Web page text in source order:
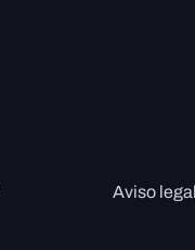
Aviso legal